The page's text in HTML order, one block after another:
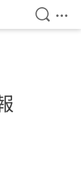
Open